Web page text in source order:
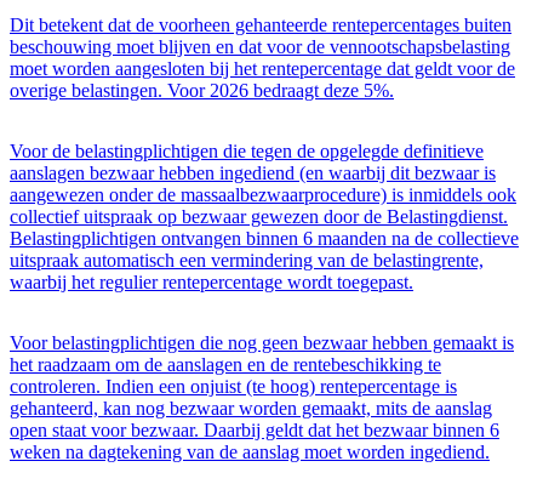
Dit betekent dat de voorheen gehanteerde rentepercentages buiten
beschouwing moet blijven en dat voor de vennootschapsbelasting
moet worden aangesloten bij het rentepercentage dat geldt voor de
overige belastingen. Voor 2026 bedraagt deze 5%.
Voor de belastingplichtigen die tegen de opgelegde definitieve
aanslagen bezwaar hebben ingediend (en waarbij dit bezwaar is
aangewezen onder de massaalbezwaarprocedure) is inmiddels ook
collectief uitspraak op bezwaar gewezen door de Belastingdienst.
Belastingplichtigen ontvangen binnen 6 maanden na de collectieve
uitspraak automatisch een vermindering van de belastingrente,
waarbij het regulier rentepercentage wordt toegepast.
Voor belastingplichtigen die nog geen bezwaar hebben gemaakt is
het raadzaam om de aanslagen en de rentebeschikking te
controleren. Indien een onjuist (te hoog) rentepercentage is
gehanteerd, kan nog bezwaar worden gemaakt, mits de aanslag
open staat voor bezwaar. Daarbij geldt dat het bezwaar binnen 6
weken na dagtekening van de aanslag moet worden ingediend.